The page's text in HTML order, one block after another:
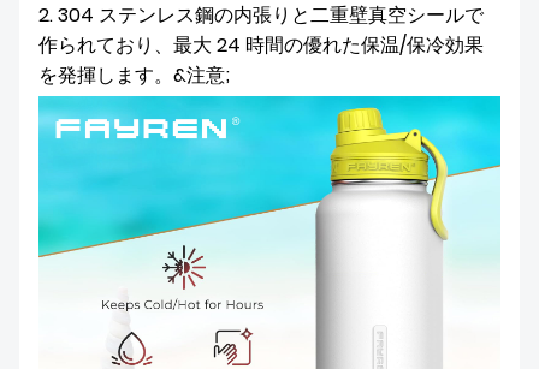
2. 304 ステンレス鋼の内張りと二重壁真空シールで
作られており、最大 24 時間の優れた保温/保冷効果
を発揮します。&注意;